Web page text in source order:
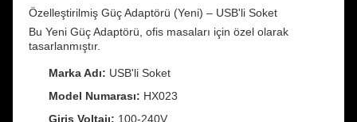
Özelleştirilmiş Güç Adaptörü (Yeni) – USB'li Soket
Bu Yeni Güç Adaptörü, ofis masaları için özel olarak
tasarlanmıştır.
Marka Adı: USB'li Soket
Model Numarası: HX023
Giriş Voltajı: 100-240V